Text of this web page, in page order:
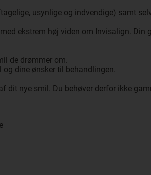
usynlige og indvendige) samt
ekstrem høj viden om Invisalign. Din
de drømmer om.
dine ønsker til behandlingen.
dit nye smil. Du behøver derfor ikke